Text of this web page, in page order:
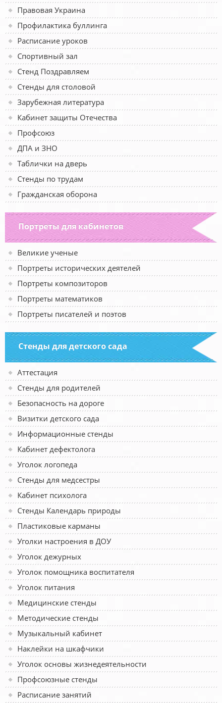
Правовая Украина
Профилактика буллинга
Расписание уроков
Спортивный зал
Стенд Поздравляем
Стенды для столовой
Зарубежная литература
Кабинет защиты Отечества
Профсоюз
ДПА и ЗНО
Таблички на дверь
Стенды по трудам
Гражданская оборона
Портреты для кабинетов
Великие ученые
Портреты исторических деятелей
Портреты композиторов
Портреты математиков
Портреты писателей и поэтов
Стенды для детского сада
Аттестация
Стенды для родителей
Безопасность на дороге
Визитки детского сада
Информационные стенды
Кабинет дефектолога
Уголок логопеда
Стенды для медсестры
Кабинет психолога
Стенды Календарь природы
Пластиковые карманы
Уголки настроения в ДОУ
Уголок дежурных
Уголок помощника воспитателя
Уголок питания
Медицинские стенды
Методические стенды
Музыкальный кабинет
Наклейки на шкафчики
Уголок основы жизнедеятельности
Профсоюзные стенды
Расписание занятий